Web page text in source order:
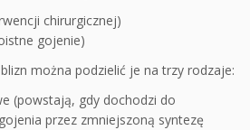
chirurgicznej)
gojenie)
można podzielić je na trzy rodzaje:
(powstają, gdy dochodzi do
przez zmniejszoną syntezę